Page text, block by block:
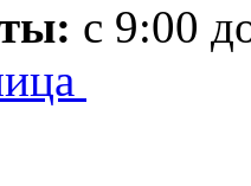
с 9:00